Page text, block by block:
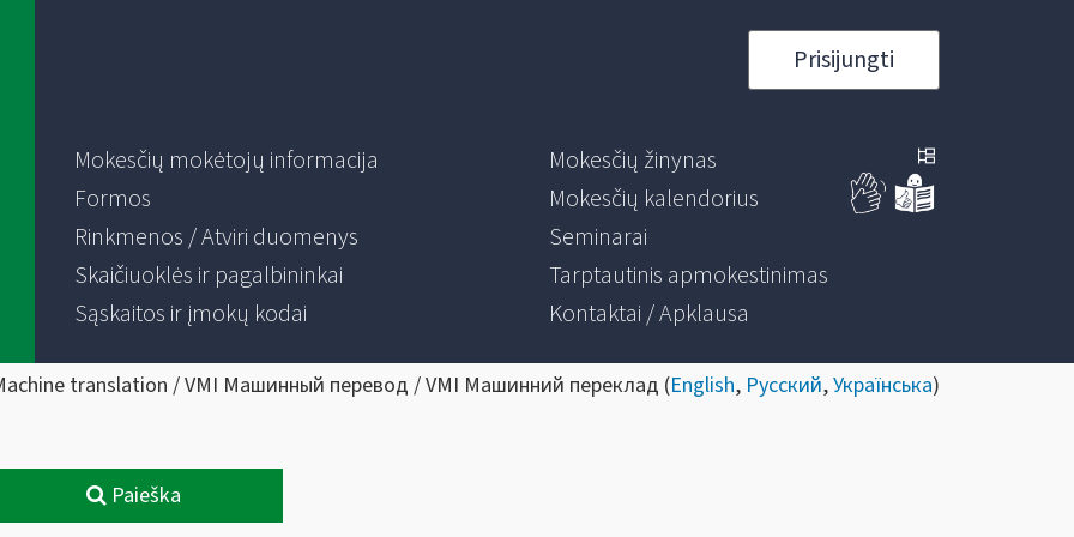
Prisijungti
Mokesčių mokėtojų informacija
Formos
Rinkmenos / Atviri duomenys
Skaičiuoklės ir pagalbininkai
Sąskaitos ir įmokų kodai
Mokesčių žinynas
Mokesčių kalendorius
Seminarai
Tarptautinis apmokestinimas
Kontaktai / Apklausa
translation / VMI Машинный перевод / VMI Машинний переклад (English, Русский,Українська)
Paieška